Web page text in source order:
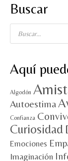
Buscar
Búsqueda
productos
Aquí
Algodón
Autoestima
Confianza
Curiosidad
Emociones
Imaginación